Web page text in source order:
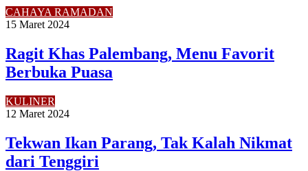
CAHAYA RAMADAN
15 Maret 2024
Ragit Khas Palembang, Menu Favorit
Berbuka Puasa
KULINER
12 Maret 2024
Tekwan Ikan Parang, Tak Kalah Nikmat
dari Tenggiri